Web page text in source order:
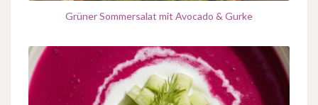
Grüner Sommersalat mit Avocado & Gurke